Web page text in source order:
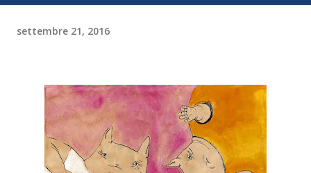
settembre 21, 2016